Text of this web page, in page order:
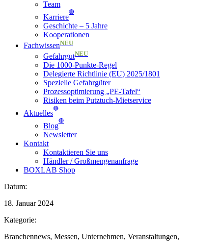
Team
Karriere
🔴
Geschichte – 5 Jahre
Kooperationen
FachwissenNEU
GefahrgutNEU
Die 1000-Punkte-Regel
Delegierte Richtlinie (EU) 2025/1801
Spezielle Gefahrgüter
Prozessoptimierung „PE-Tafel“
Risiken beim Putztuch-Mietservice
Aktuelles
🔴
Blog
🔴
Newsletter
Kontakt
Kontaktieren Sie uns
Händler / Großmengenanfrage
BOXLAB Shop
Datum:
18. Januar 2024
Kategorie:
Branchennews, Messen, Unternehmen, Veranstaltungen,